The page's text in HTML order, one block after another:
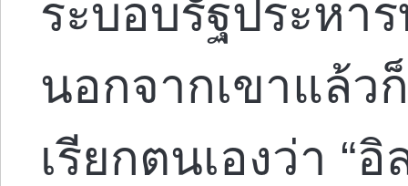
ระบอบรัฐประหา
นอกจากเขาแล้ว
เรียกตนเองว่า “